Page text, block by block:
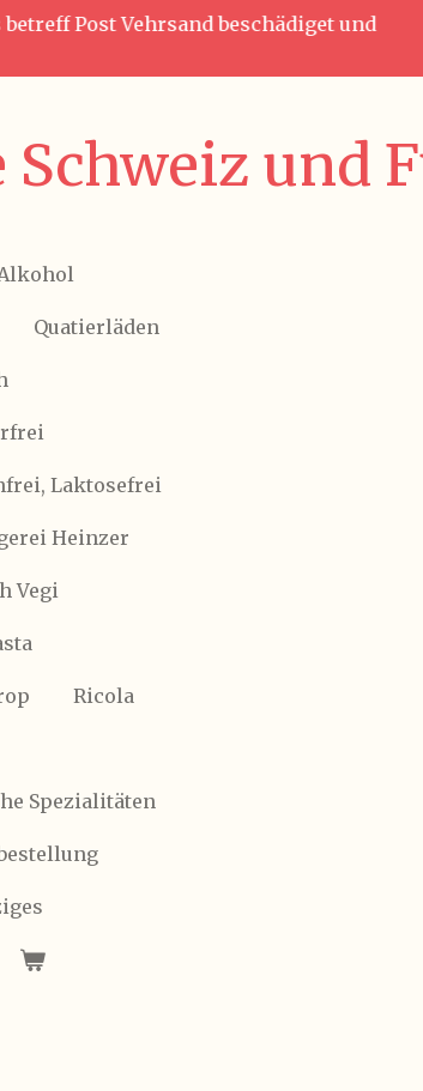
Post Vehrsand beschädiget und
Quatierläden
Laktosefrei
Heinzer
Vegi
Ricola
Spezialitäten